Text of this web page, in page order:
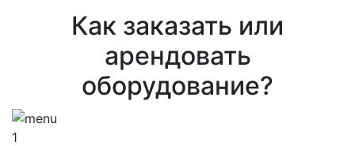
Как заказать или
арендовать
оборудование?
1